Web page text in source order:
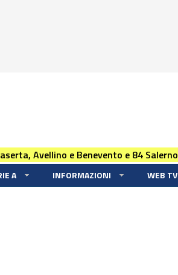
Avellino e Benevento e 84 Salerno
A INFORMAZIONI WEB TV